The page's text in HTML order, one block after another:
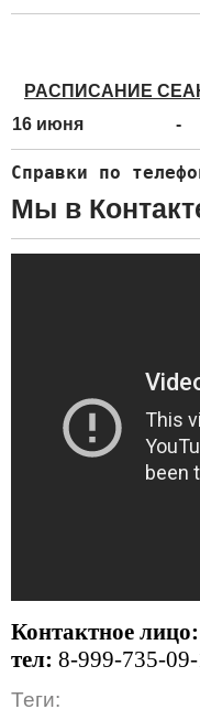
РАСПИСАНИЕ
16 июня -
Справки по
Мы в
Контактное лицо:
тел: 8-999-735-
Теги: